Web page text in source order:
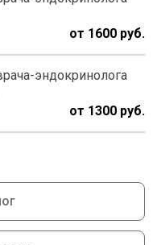
от 1600
эндокринолога
от 1300